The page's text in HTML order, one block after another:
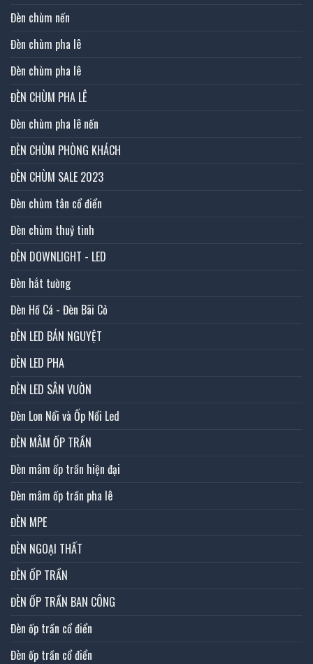
Đèn chùm nến
Đèn chùm pha lê
Đèn chùm pha lê
ĐÈN CHÙM PHA LÊ
Đèn chùm pha lê nến
ĐÈN CHÙM PHÒNG KHÁCH
ĐÈN CHÙM SALE 2023
Đèn chùm tân cổ điển
Đèn chùm thuỷ tinh
ĐÈN DOWNLIGHT - LED
Đèn hắt tường
Đèn Hồ Cá - Đèn Bãi Cỏ
ĐÈN LED BÁN NGUYỆT
ĐÈN LED PHA
ĐÈN LED SÂN VƯỜN
Đèn Lon Nổi và Ốp Nổi Led
ĐÈN MÂM ỐP TRẦN
Đèn mâm ốp trần hiện đại
Đèn mâm ốp trần pha lê
ĐÈN MPE
ĐÈN NGOẠI THẤT
ĐÈN ỐP TRẦN
ĐÈN ỐP TRẦN BAN CÔNG
Đèn ốp trần cổ điển
Đèn ốp trần cổ điển